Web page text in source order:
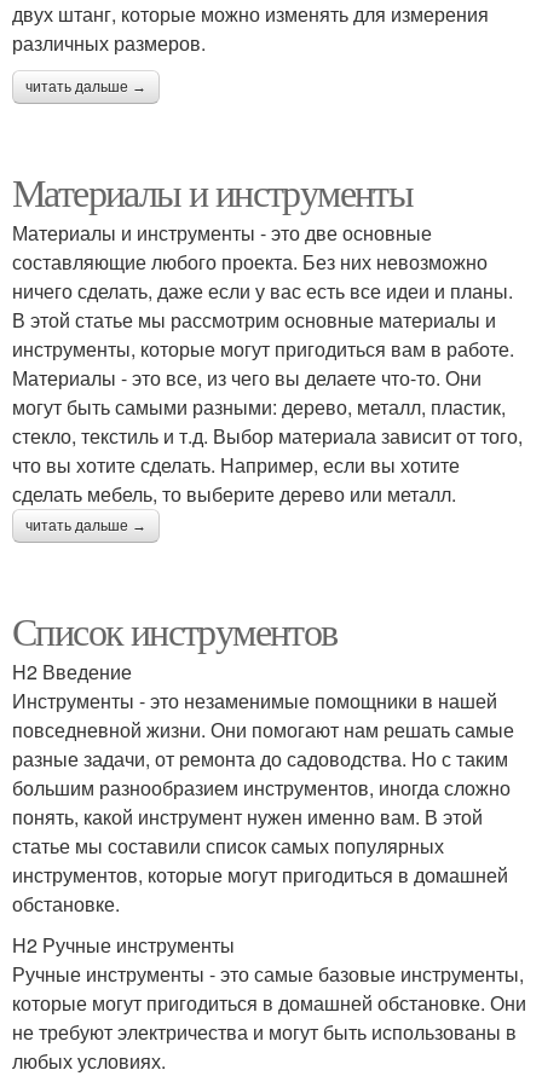
двух штанг, которые можно изменять для измерения
различных размеров.
читать дальше →
Материалы и инструменты
Материалы и инструменты - это две основные
составляющие любого проекта. Без них невозможно
ничего сделать, даже если у вас есть все идеи и планы.
В этой статье мы рассмотрим основные материалы и
инструменты, которые могут пригодиться вам в работе.
Материалы - это все, из чего вы делаете что-то. Они
могут быть самыми разными: дерево, металл, пластик,
стекло, текстиль и т.д. Выбор материала зависит от того,
что вы хотите сделать. Например, если вы хотите
сделать мебель, то выберите дерево или металл.
читать дальше →
Список инструментов
H2 Введение
Инструменты - это незаменимые помощники в нашей
повседневной жизни. Они помогают нам решать самые
разные задачи, от ремонта до садоводства. Но с таким
большим разнообразием инструментов, иногда сложно
понять, какой инструмент нужен именно вам. В этой
статье мы составили список самых популярных
инструментов, которые могут пригодиться в домашней
обстановке.
H2 Ручные инструменты
Ручные инструменты - это самые базовые инструменты,
которые могут пригодиться в домашней обстановке. Они
не требуют электричества и могут быть использованы в
любых условиях.